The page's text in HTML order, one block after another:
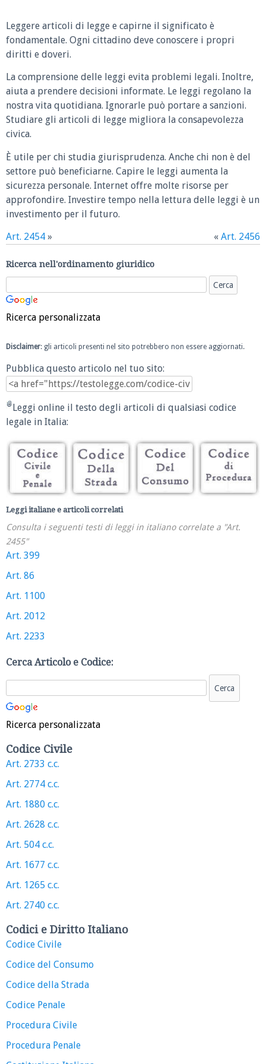
Leggere articoli di legge e capirne il significato è
fondamentale. Ogni cittadino deve conoscere i propri
diritti e doveri.
La comprensione delle leggi evita problemi legali. Inoltre,
aiuta a prendere decisioni informate. Le leggi regolano la
nostra vita quotidiana. Ignorarle può portare a sanzioni.
Studiare gli articoli di legge migliora la consapevolezza
civica.
È utile per chi studia giurisprudenza. Anche chi non è del
settore può beneficiarne. Capire le leggi aumenta la
sicurezza personale. Internet offre molte risorse per
approfondire. Investire tempo nella lettura delle leggi è un
investimento per il futuro.
Art. 2454 » « Art. 2456
Ricerca nell'ordinamento giuridico
Ricerca personalizzata
Disclaimer: gli articoli presenti nel sito potrebbero non essere aggiornati.
Pubblica questo articolo nel tuo sito:
Leggi online il testo degli articoli di qualsiasi codice
legale in Italia:
Leggi italiane e articoli correlati
Consulta i seguenti testi di leggi in italiano correlate a "Art.
2455"
Art. 399
Art. 86
Art. 1100
Art. 2012
Art. 2233
Cerca Articolo e Codice:
Ricerca personalizzata
Codice Civile
Art. 2733 c.c.
Art. 2774 c.c.
Art. 1880 c.c.
Art. 2628 c.c.
Art. 504 c.c.
Art. 1677 c.c.
Art. 1265 c.c.
Art. 2740 c.c.
Codici e Diritto Italiano
Codice Civile
Codice del Consumo
Codice della Strada
Codice Penale
Procedura Civile
Procedura Penale